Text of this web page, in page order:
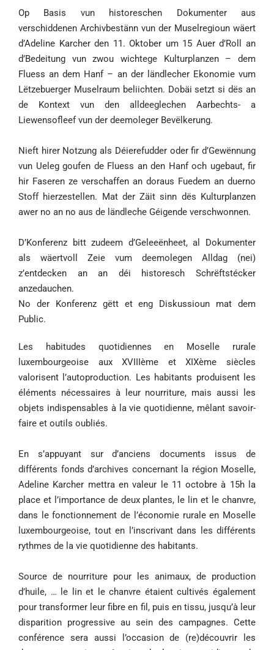
Op Basis vun historeschen Dokumenter aus
verschiddenen Archivbestänn vun der Muselregioun wäert
d’Adeline Karcher den 11. Oktober um 15 Auer d’Roll an
d’Bedeitung vun zwou wichtege Kulturplanzen – dem
Fluess an dem Hanf – an der ländlecher Ekonomie vum
Lëtzebuerger Muselraum beliichten. Dobäi setzt si dës an
de Kontext vun den alldeeglechen Aarbechts- a
Liewensofleef vun der deemoleger Bevëlkerung.
Nieft hirer Notzung als Déierefudder oder fir d’Gewënnung
vun Ueleg goufen de Fluess an den Hanf och ugebaut, fir
hir Faseren ze verschaffen an doraus Fuedem an duerno
Stoff hierzestellen. Mat der Zäit sinn dës Kulturplanzen
awer no an no aus de ländleche Géigende verschwonnen.
D’Konferenz bitt zudeem d’Geleeënheet, al Dokumenter
als wäertvoll Zeie vum deemolegen Alldag (nei)
z’entdecken an an déi historesch Schrëftstécker
anzedauchen.
No der Konferenz gëtt et eng Diskussioun mat dem
Public.
Les habitudes quotidiennes en Moselle rurale
luxembourgeoise aux XVIIIème et XIXème siècles
valorisent l’autoproduction. Les habitants produisent les
éléments nécessaires à leur nourriture, mais aussi les
objets indispensables à la vie quotidienne, mêlant savoir-
faire et outils oubliés.
En s’appuyant sur d’anciens documents issus de
différents fonds d’archives concernant la région Moselle,
Adeline Karcher mettra en valeur le 11 octobre à 15h la
place et l’importance de deux plantes, le lin et le chanvre,
dans le fonctionnement de l’économie rurale en Moselle
luxembourgeoise, tout en l’inscrivant dans les différents
rythmes de la vie quotidienne des habitants.
Source de nourriture pour les animaux, de production
d’huile, … le lin et le chanvre étaient cultivés également
pour transformer leur fibre en fil, puis en tissu, jusqu’à leur
disparition progressive au sein des campagnes. Cette
conférence sera aussi l’occasion de (re)découvrir les